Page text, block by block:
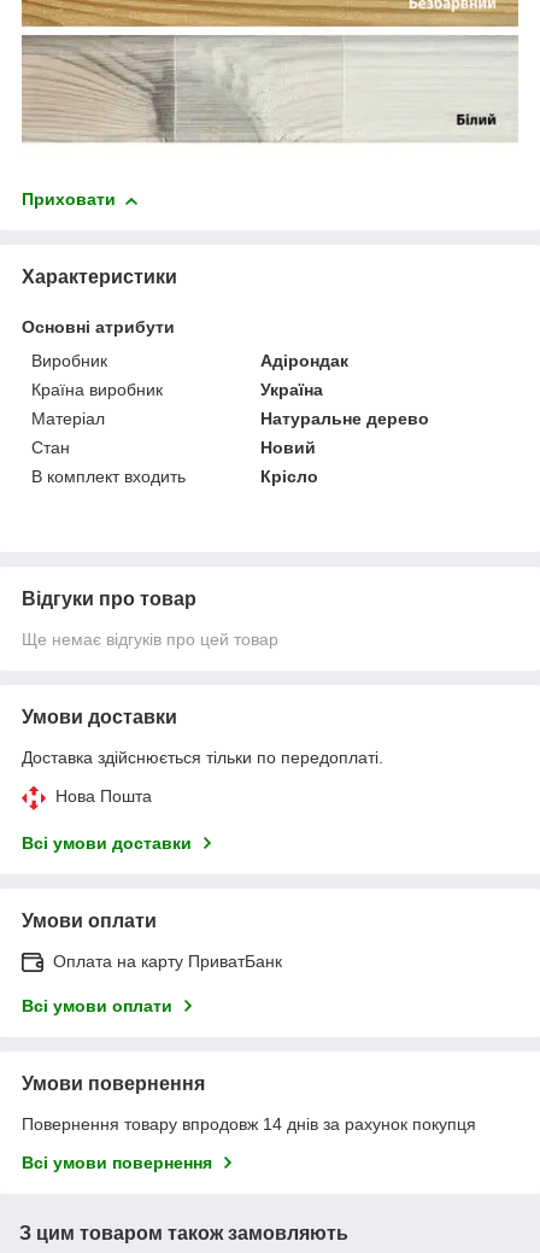
Приховати
Характеристики
Основні атрибути
Виробник
Адірондак
Країна виробник
Україна
Матеріал
Натуральне дерево
Стан
Новий
В комплект входить
Крісло
Відгуки про товар
Ще немає відгуків про цей товар
Умови доставки
Доставка здійснюється тільки по передоплаті.
Нова Пошта
Всі умови доставки
Умови оплати
Оплата на карту ПриватБанк
Всі умови оплати
Умови повернення
Повернення товару впродовж 14 днів за рахунок покупця
Всі умови повернення
З цим товаром також замовляють